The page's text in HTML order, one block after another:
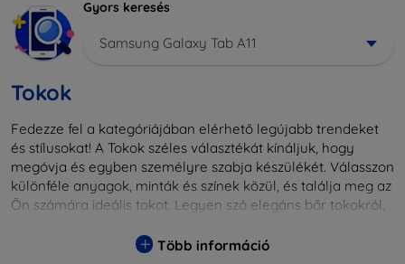
Gyors keresés
Samsung Galaxy Tab A11
Tokok
Fedezze fel a kategóriájában elérhető legújabb trendeket
és stílusokat! A Tokok széles választékát kínáljuk, hogy
megóvja és egyben személyre szabja készülékét. Válasszon
különféle anyagok, minták és színek közül, és találja meg az
Ön számára ideális tokot. Legyen szó elegáns bőr tokokról,
nálunk mindenki megtalálja a stílusához leginkább illő
Több információ